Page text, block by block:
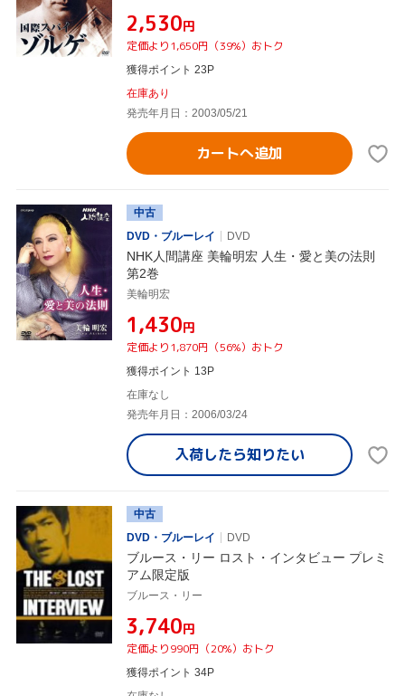
¥2,530円
定価より1,650円（39%）おトク
獲得ポイント 23P
在庫あり
発売年月日：2003/05/21
カートへ追加
中古
DVD・ブルーレイ
DVD
NHK人間講座 美輪明宏 人生・愛と美の法則
第2巻
美輪明宏
¥1,430円
定価より1,870円（56%）おトク
獲得ポイント 13P
在庫なし
発売年月日：2006/03/24
入荷したら知りたい
中古
DVD・ブルーレイ
DVD
ブルース・リー ロスト・インタビュー プレミ
アム限定版
ブルース・リー
¥3,740円
定価より990円（20%）おトク
獲得ポイント 34P